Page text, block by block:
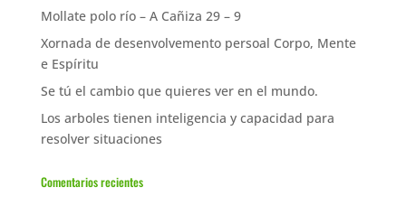
Mollate polo río – A Cañiza 29 – 9
Xornada de desenvolvemento persoal Corpo, Mente
e Espíritu
Se tú el cambio que quieres ver en el mundo.
Los arboles tienen inteligencia y capacidad para
resolver situaciones
Comentarios recientes